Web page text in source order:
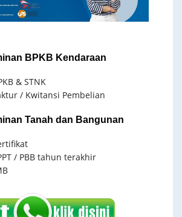
BPKB Kendaraan
& STNK
/ Kwitansi Pembelian
Tanah dan Bangunan
/ PBB tahun terakhir